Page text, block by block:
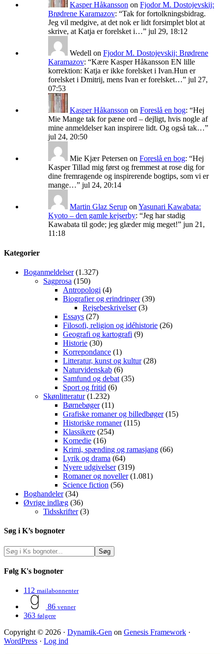
Kasper Håkansson on Fjodor M. Dostojevskij:
Brødrene Karamazov: “Tak for fortolkningsbidrag.
Jeg vil medgive, at det nok er lidt forsimplet blot at
skrive, at Katja er forelsket i…” jul 29, 18:12
Wedell on Fjodor M. Dostojevskij: Brødrene
Karamazov: “Kære Kasper Håkansson EN lille
korrektion: Katja er ikke forelsket i Ivan.Hun er
forelsket i Dmitrij, mens Ivan er forelsket…” jul 27,
07:53
Kasper Håkansson on Foreslå en bog: “Hej
Mie Mange tak for pæne ord – dejligt, hvis nogle af
mine anmeldelser kan inspirere lidt. Og også tak…”
jul 24, 20:50
Mie Kjær Petersen on Foreslå en bog: “Hej
Kasper Tillad mig først og fremmest at rose dig for
dine fremragende og inspirerende bogtips, som vi er
mange…” jul 24, 20:14
Martin Glaz Serup onYasunari Kawabata:
Kyoto – den gamle kejserby: “Jeg har stadig
Kawabata til gode; jeg glæder mig meget!” jun 21,
11:18
Kategorier
Boganmeldelser(1.327)
Sagprosa (150)
Antropologi (4)
Biografier og erindringer(39)
Rejsebeskrivelser(3)
Essays (27)
Filosofi, religion og idéhistorie (26)
Geografi og kartografi (9)
Historie (30)
Korrepondance (1)
Litteratur, kunst og kultur(28)
Naturvidenskab (6)
Samfund og debat (35)
Sport og fritid (6)
Skønlitteratur(1.232)
Børnebøger(11)
Grafiske romaner og billedbøger(15)
Historiske romaner(115)
Klassikere (254)
Komedie (16)
Krimi, spænding og ramasjang (66)
Lyrik og drama (64)
Nyere udgivelser(319)
Romaner og noveller(1.081)
Science fiction (56)
Boghandeler(34)
Øvrige indlæg (36)
Tidsskrifter(3)
Søg i K’s bognoter
Følg K's bognoter
112 mailabonnenter
86 venner
363 følgere
Copyright © 2026 · Dynamik-Gen on Genesis Framework ·
WordPress · Log ind